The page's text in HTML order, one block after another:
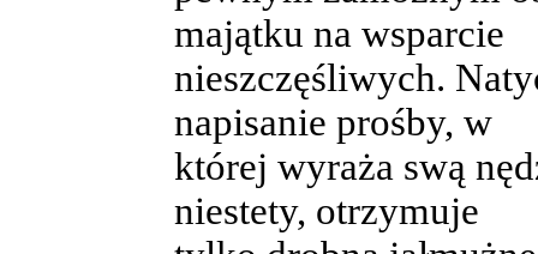
majątku na wsparcie
nieszczęśliwych.
napisanie prośby, w
której wyraża swą
niestety, otrzymuje